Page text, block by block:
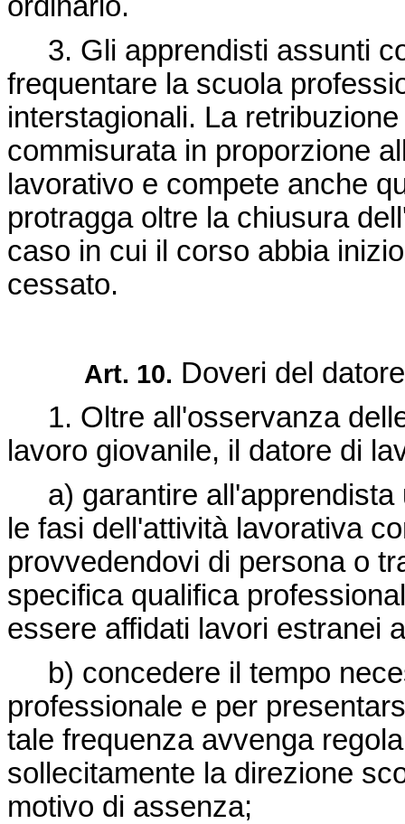
3. Gli apprendisti assunti
frequentare la scuola
interstagionali. La
commisurata in proporzione
lavorativo e compete anche
protragga oltre la chiusura
caso in cui il corso abbia
cessato.
Art. 10. Doveri del
1. Oltre all'osservanza
lavoro giovanile, il datore di
a) garantire all'apprendista
le fasi dell'attività lavorativa
provvedendovi di persona o
specifica qualifica
essere affidati lavori estranei
b) concedere il tempo
professionale e per
tale frequenza avvenga
sollecitamente la direzione
motivo di assenza;